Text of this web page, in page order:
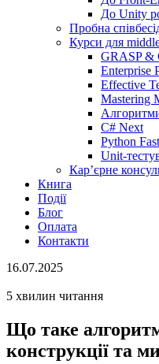
До Unity
Пробна
Курси для
GRASP &
Enterprise
Effective
Mastering
C# Next
Python
Unit-
Кар’єрне
Книга
Події
Блог
Оплата
Контакти
16.07.2025
5 хвилин читання
Що таке
конструкції та